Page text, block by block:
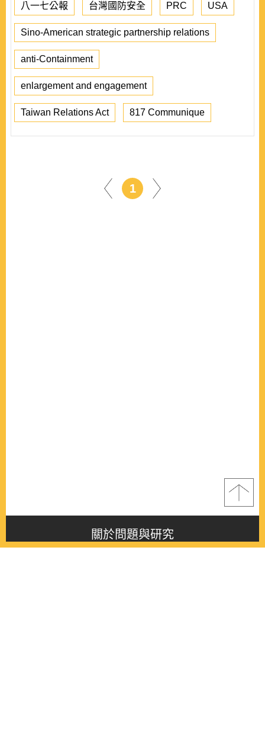
八一七公報 台灣國防安全 PRC USA
Sino-American strategic partnership relations
anti-Containment
enlargement and engagement
Taiwan Relations Act 817 Communique
1
關於問題與研究
About this journal